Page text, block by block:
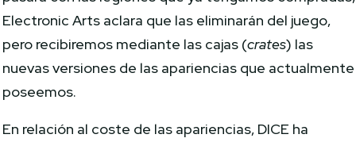
Electronic Arts aclara que las eliminarán del juego,
pero recibiremos mediante las cajas (crates) las
nuevas versiones de las apariencias que actualmente
poseemos.
En relación al coste de las apariencias, DICE ha